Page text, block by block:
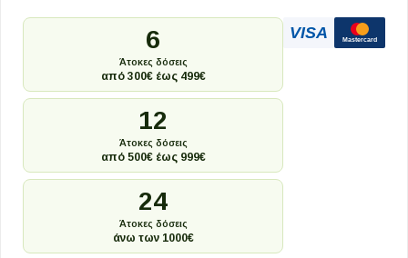
6
Άτοκες δόσεις
από 300€ έως 499€
12
Άτοκες δόσεις
από 500€ έως 999€
24
Άτοκες δόσεις
άνω των 1000€
VISA Mastercard